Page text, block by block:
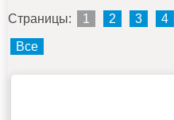
Страницы: 1 2 3 4
Все